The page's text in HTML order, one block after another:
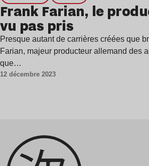
Frank Farian, le
vu pas pris
Presque autant de carrières créées que
Farian, majeur producteur allemand des
que…
12 décembre 2023